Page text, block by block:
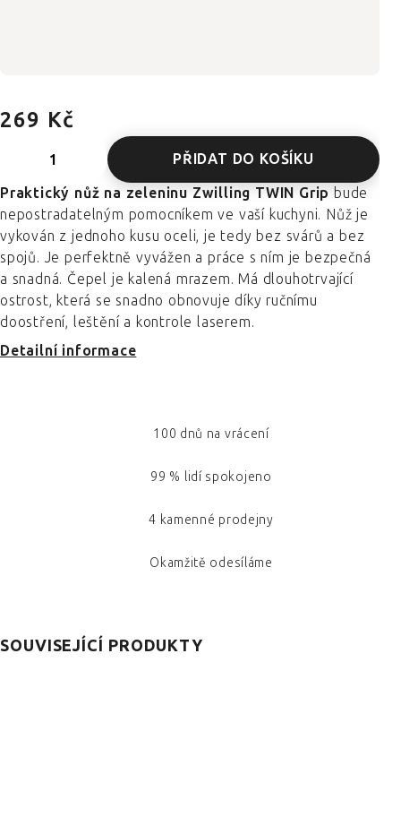
269 Kč
PŘIDAT DO KOŠÍKU
Praktický nůž na zeleninu Zwilling TWIN Grip bude
nepostradatelným pomocníkem ve vaší kuchyni. Nůž je
vykován z jednoho kusu oceli, je tedy bez svárů a bez
spojů. Je perfektně vyvážen a práce s ním je bezpečná
a snadná. Čepel je kalená mrazem. Má dlouhotrvající
ostrost, která se snadno obnovuje díky ručnímu
doostření, leštění a kontrole laserem.
Detailní informace
100 dnů na vrácení
99 % lidí spokojeno
4 kamenné prodejny
Okamžitě odesíláme
SOUVISEJÍCÍ PRODUKTY